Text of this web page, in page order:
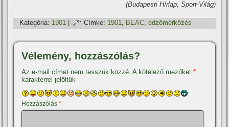
(Budapesti Hí­rlap, Sport-Világ)
Kategória: 1901 | Címke: 1901, BEAC,edzőmérkőzés
Vélemény, hozzászólás?
Az e-mail címet nem tesszük közzé. A kötelező mezőket*
karakterrel jelöltük
Hozzászólás*